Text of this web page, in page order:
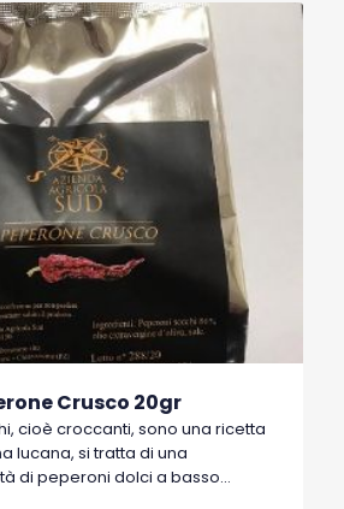
Crusco 20gr
cioè croccanti, sono una ricetta
lucana, si tratta di una
di peperoni dolci a basso